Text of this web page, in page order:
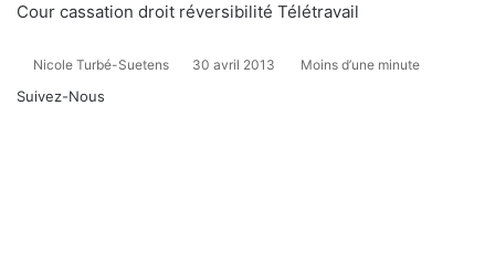
Cour cassation droit réversibilité Télétravail
Nicole Turbé-Suetens 30 avril 2013 Moins d’une minute
Suivez-Nous